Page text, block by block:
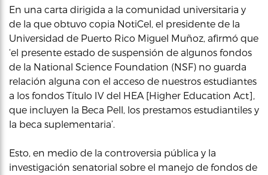
En una carta dirigida a la comunidad universitaria y
de la que obtuvo copia NotiCel, el presidente de la
Universidad de Puerto Rico Miguel Muñoz, afirmó que
‘el presente estado de suspensión de algunos fondos
de la National Science Foundation (NSF) no guarda
relación alguna con el acceso de nuestros estudiantes
a los fondos Título IV del HEA [Higher Education Act],
que incluyen la Beca Pell, los prestamos estudiantiles y
la beca suplementaria’.
Esto, en medio de la controversia pública y la
investigación senatorial sobre el manejo de fondos de